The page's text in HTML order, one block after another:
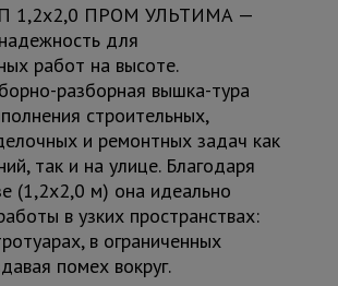
1,2x2,0 ПРОМ УЛЬТИМА —
для
работ на высоте.
разборная вышка-тура
строительных,
и ремонтных задач как
так и на улице. Благодаря
(1,2x2,0 м) она идеально
в узких пространствах:
в ограниченных
помех вокруг.